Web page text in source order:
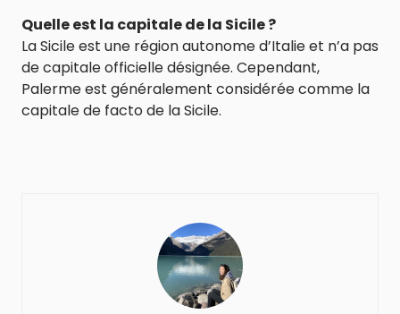
Quelle est la capitale de la Sicile ?
La Sicile est une région autonome d’Italie et n’a pas
de capitale officielle désignée. Cependant,
Palerme est généralement considérée comme la
capitale de facto de la Sicile.